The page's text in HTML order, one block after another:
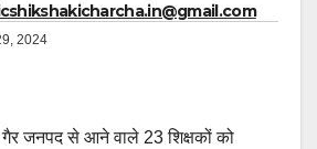
2024
गैर जनपद से आने वाले 23 शिक्षकों को